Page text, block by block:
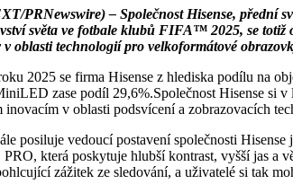
PRNewswire) – Společnost Hisense, přední
světa ve fotbale klubů FIFA™ 2025, se
oblasti technologií pro velkoformátové
2025 se firma Hisense z hlediska podílu na
zase podíl 29,6%.Společnost Hisense si
v oblasti podsvícení a zobrazovacích
posiluje vedoucí postavení společnosti
která poskytuje hlubší kontrast, vyšší jas
zážitek ze sledování, a uživatelé si tak